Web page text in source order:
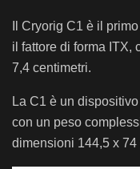
Il Cryorig C1 è il
il fattore di forma ITX,
7,4 centimetri.
La C1 è un
con un peso
dimensioni 144,5 x